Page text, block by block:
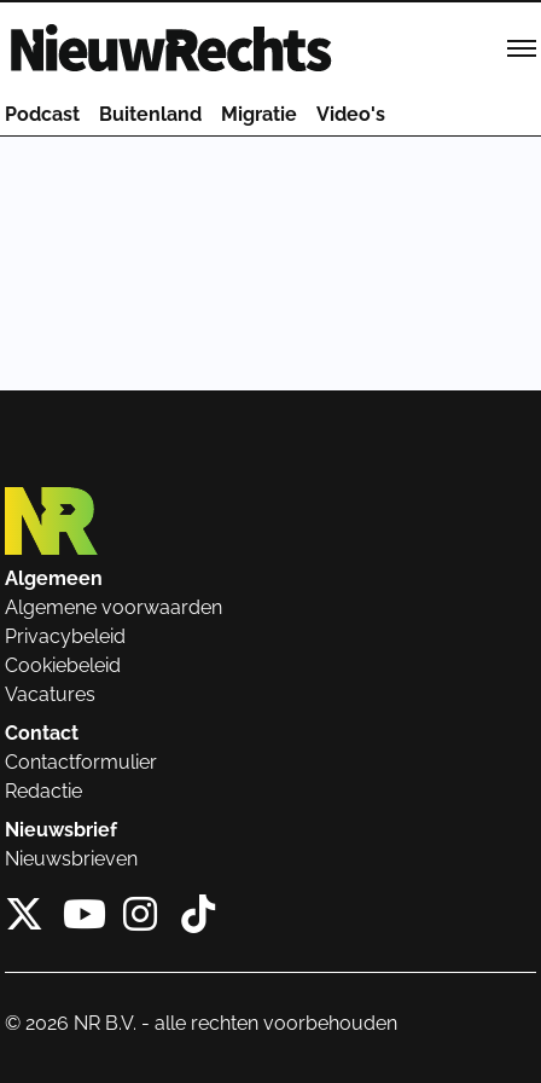
Homepage van NieuwRechts
Podcast Buitenland Migratie Video's
Algemeen
Algemene voorwaarden
Privacybeleid
Cookiebeleid
Vacatures
Contact
Contactformulier
Redactie
Nieuwsbrief
Nieuwsbrieven
X van NieuwRechts
Instagram van
Tiktok van
© 2026 NR B.V. - alle rechten voorbehouden